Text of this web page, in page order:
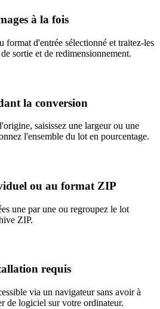
à la fois
format d'entrée sélectionné et traitez-les
sortie et de redimensionnement.
la conversion
saisissez une largeur ou une
l'ensemble du lot en pourcentage.
ou au format ZIP
une par une ou regroupez le lot
ZIP.
requis
via un navigateur sans avoir à
de logiciel sur votre ordinateur.